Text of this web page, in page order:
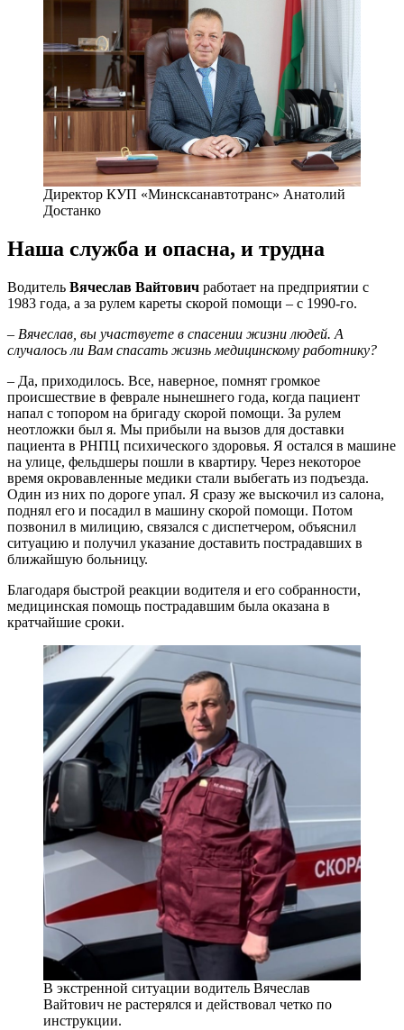
Директор КУП «Минсксанавтотранс» Анатолий
Достанко
Наша служба и опасна, и трудна
Водитель Вячеслав Вайтович работает на предприятии с
1983 года, а за рулем кареты скорой помощи – с 1990-го.
– Вячеслав, вы участвуете в спасении жизни людей. А
случалось ли Вам спасать жизнь медицинскому работнику?
– Да, приходилось. Все, наверное, помнят громкое
происшествие в феврале нынешнего года, когда пациент
напал с топором на бригаду скорой помощи. За рулем
неотложки был я. Мы прибыли на вызов для доставки
пациента в РНПЦ психического здоровья. Я остался в машине
на улице, фельдшеры пошли в квартиру. Через некоторое
время окровавленные медики стали выбегать из подъезда.
Один из них по дороге упал. Я сразу же выскочил из салона,
поднял его и посадил в машину скорой помощи. Потом
позвонил в милицию, связался с диспетчером, объяснил
ситуацию и получил указание доставить пострадавших в
ближайшую больницу.
Благодаря быстрой реакции водителя и его собранности,
медицинская помощь пострадавшим была оказана в
кратчайшие сроки.
В экстренной ситуации водитель Вячеслав
Вайтович не растерялся и действовал четко по
инструкции.